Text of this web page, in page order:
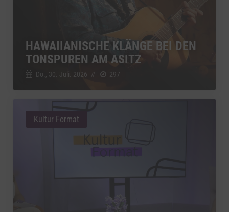
HAWAIIANISCHE KLÄNGE BEI DEN
TONSPUREN AM ASITZ
Do., 30. Juli. 2026 // 297
Kultur Format